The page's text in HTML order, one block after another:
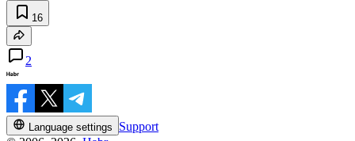
16
2
Language settings
Support